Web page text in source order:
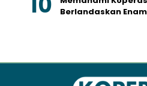
Berlandaskan